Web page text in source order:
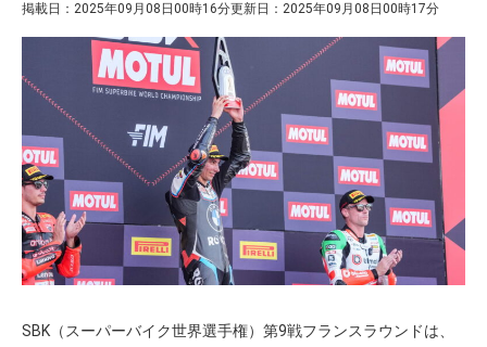
掲載日：2025年09月08日00時16分更新日：2025年09月08日00時17分
SBK（スーパーバイク世界選手権）第9戦フランスラウンドは、